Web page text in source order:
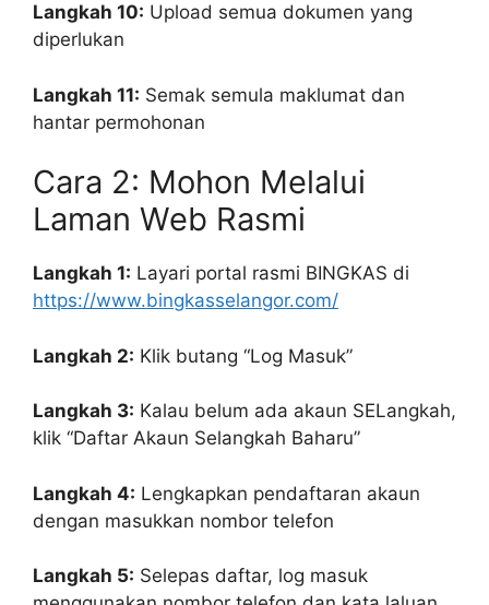
Langkah 10: Upload semua dokumen yang
diperlukan
Langkah 11: Semak semula maklumat dan
hantar permohonan
Cara 2: Mohon Melalui
Laman Web Rasmi
Langkah 1: Layari portal rasmi BINGKAS di
https://www.bingkasselangor.com/
Langkah 2: Klik butang “Log Masuk”
Langkah 3: Kalau belum ada akaun SELangkah,
klik “Daftar Akaun Selangkah Baharu”
Langkah 4: Lengkapkan pendaftaran akaun
dengan masukkan nombor telefon
Langkah 5: Selepas daftar, log masuk